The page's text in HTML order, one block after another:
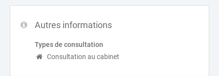
Autres informations
Types de consultation
Consultation au cabinet